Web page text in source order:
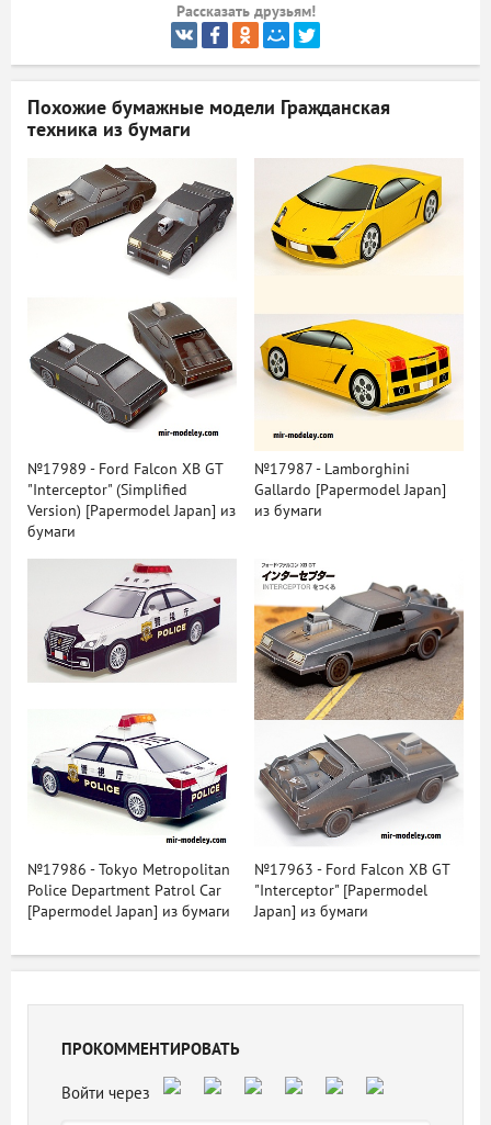
Рассказать друзьям!
Похожие бумажные модели Гражданская
техника из бумаги
№17989 - Ford Falcon XB GT
"Interceptor" (Simplified
Version) [Papermodel Japan] из
бумаги
№17987 - Lamborghini
Gallardo [Papermodel Japan]
из бумаги
№17986 - Tokyo Metropolitan
Police Department Patrol Car
[Papermodel Japan] из бумаги
№17963 - Ford Falcon XB GT
"Interceptor" [Papermodel
Japan] из бумаги
ПРОКОММЕНТИРОВАТЬ